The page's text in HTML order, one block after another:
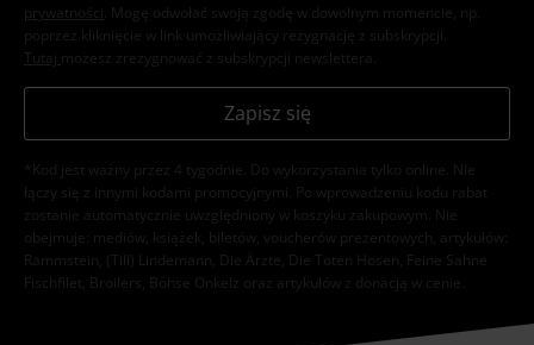
prywatności . Mogę odwołać swoją zgodę w dowolnym momencie, np.
poprzez kliknięcie w link umożliwiający rezygnację z subskrypcji.
Tutaj możesz zrezygnować z subskrypcji newslettera.
Zapisz się
*Kod jest ważny przez 4 tygodnie. Do wykorzystania tylko online. NIe
łączy się z innymi kodami promocyjnymi. Po wprowadzeniu kodu rabat
zostanie automatycznie uwzględniony w koszyku zakupowym. Nie
obejmuje: mediów, książek, biletów, voucherów prezentowych, artykułów:
Rammstein, (Till) Lindemann, Die Ärzte, Die Toten Hosen, Feine Sahne
Fischfilet, Broilers, Böhse Onkelz oraz artykułów z donacją w cenie.